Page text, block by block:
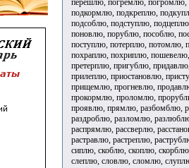
подкормлю, подкреплю,
подсоблю, подступлю,
поновлю, порублю, пособлю,
поступлю, потерплю, потомлю,
похраплю, похриплю,
претерплю, пригублю,
прилеплю, приостановлю,
прищемлю, прогневлю,
прокормлю, проломлю,
проявлю, прямлю, разбомблю,
раздроблю, разломлю,
распрямлю, рассверлю,
растравлю, растреплю,
сиплю, скоблю, скоплю,
слеплю, словлю, сломлю,